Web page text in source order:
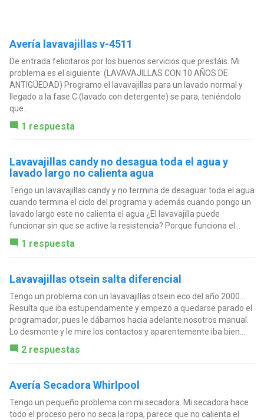
Avería lavavajillas v-4511
De entrada felicitaros por los buenos servicios que prestáis. Mi
problema es el siguiente: (LAVAVAJILLAS CON 10 AÑOS DE
ANTIGÜEDAD) Programo el lavavajillas para un lavado normal y
llegado a la fase C (lavado con detergente) se para, teniéndolo
que...
1 respuesta
Lavavajillas candy no desagua toda el agua y
lavado largo no calienta agua
Tengo un lavavajillas candy y no termina de desagüar toda el agua
cuando termina el ciclo del programa y además cuando pongo un
lavado largo este no calienta el agua ¿El lavavajilla puede
funcionar sin que se active la resistencia? Porque funciona el...
1 respuesta
Lavavajillas otsein salta diferencial
Tengo un problema con un lavavajillas otsein eco del año 2000...
Resulta que iba estupendamente y empezó a quedarse parado el
programador, pues le dábamos hacia adelante nosotros manual.
Lo desmonte y le mire los contactos y aparentemente iba bien....
2 respuestas
Avería Secadora Whirlpool
Tengo un pequeño problema con mi secadora. Mi secadora hace
todo el proceso pero no seca la ropa, parece que no calienta el